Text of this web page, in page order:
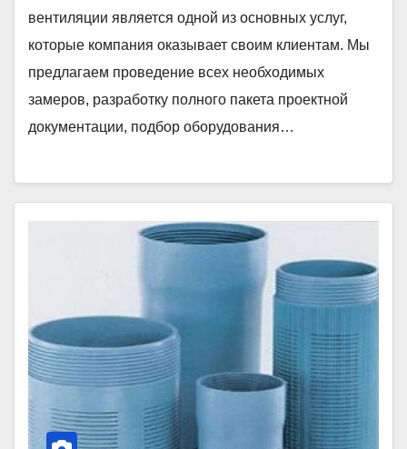
вентиляции является одной из основных услуг,
которые компания оказывает своим клиентам. Мы
предлагаем проведение всех необходимых
замеров, разработку полного пакета проектной
документации, подбор оборудования…